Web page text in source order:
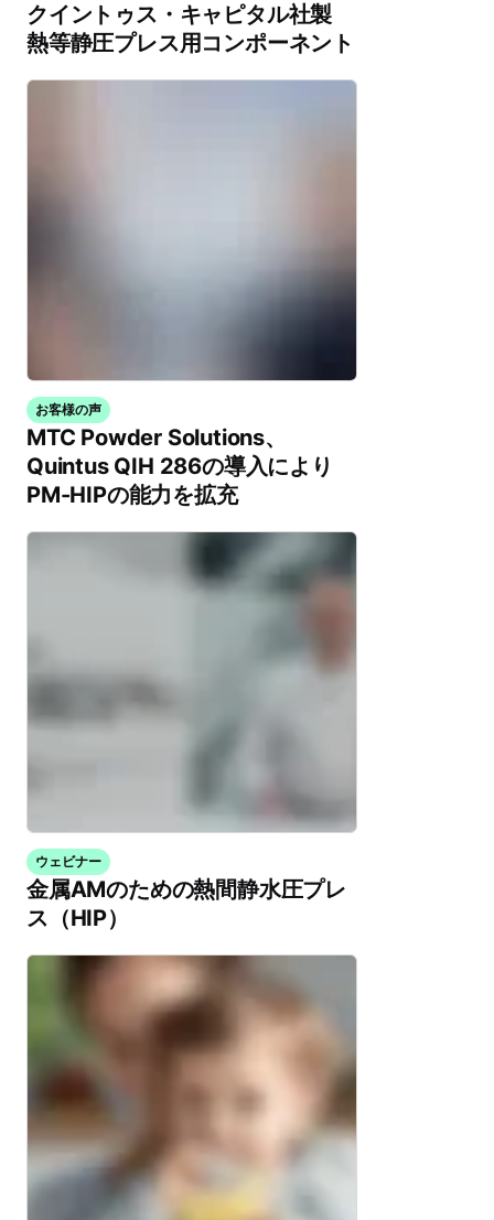
クイントゥス・キャピタル社製
熱等静圧プレス用コンポーネント
お客様の声
MTC Powder Solutions、
Quintus QIH 286の導入により
PM-HIPの能力を拡充
ウェビナー
金属AMのための熱間静水圧プレ
ス（HIP）